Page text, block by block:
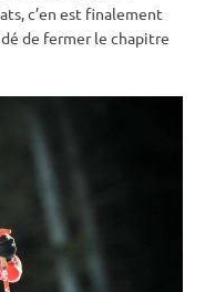
c’en est finalement
de fermer le chapitre